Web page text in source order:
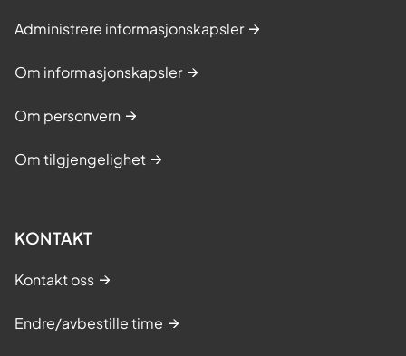
Administrere informasjonskapsler
Om informasjonskapsler
Om personvern
Om tilgjengelighet
KONTAKT
Kontakt oss
Endre/avbestille time